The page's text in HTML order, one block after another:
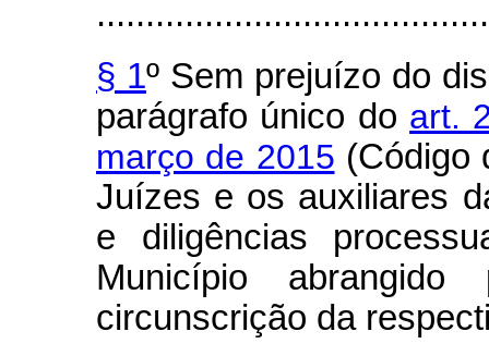
§ 1º Sem prejuízo do
parágrafo único do art.
março de 2015 (Código
Juízes e os auxiliares
e diligências
Município
circunscrição da